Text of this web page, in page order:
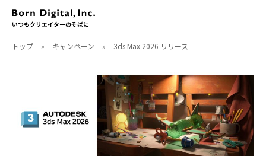
いつもクリエイターのそばに
ABOUT
取扱製品
CGWORLD
月刊誌
別冊
トップ » キャンペーン » 3ds Max 2026 リリース